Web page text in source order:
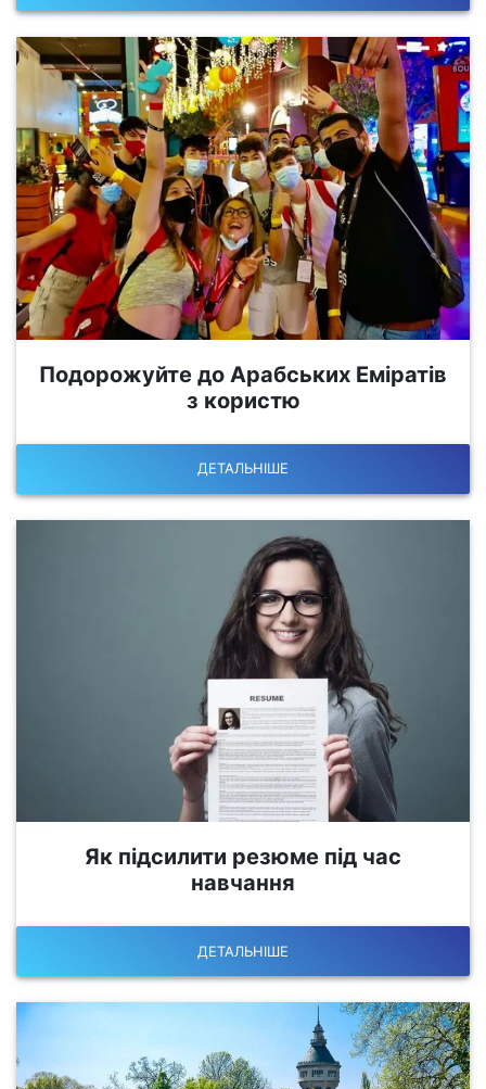
Подорожуйте до Арабських Еміратів
з користю
ДЕТАЛЬНІШЕ
Як підсилити резюме під час
навчання
ДЕТАЛЬНІШЕ